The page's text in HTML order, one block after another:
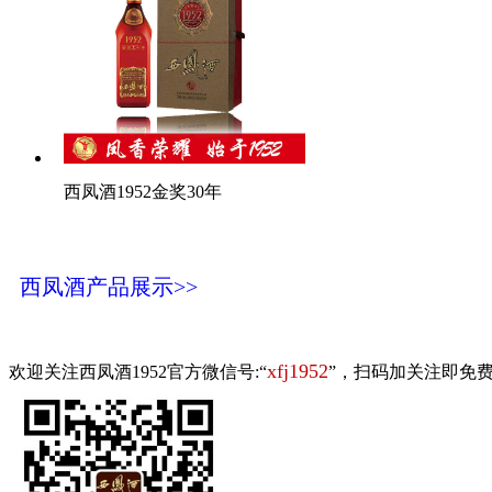
西凤酒1952金奖30年
西凤酒产品展示>>
欢迎关注西凤酒1952官方微信号:“xfj1952”，扫码加关注即免